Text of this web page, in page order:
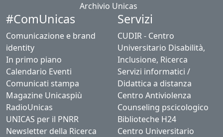
Archivio Unicas
#ComUnicas
Comunicazione e brand
identity
In primo piano
Calendario Eventi
Comunicati stampa
Magazine Unicaspiù
RadioUnicas
UNICAS per il PNRR
Newsletter della Ricerca
Servizi
CUDIR - Centro
Universitario Disabilità,
Inclusione, Ricerca
Servizi informatici /
Didattica a distanza
Centro Antiviolenza
Counseling pscicologico
Biblioteche H24
Centro Universitario